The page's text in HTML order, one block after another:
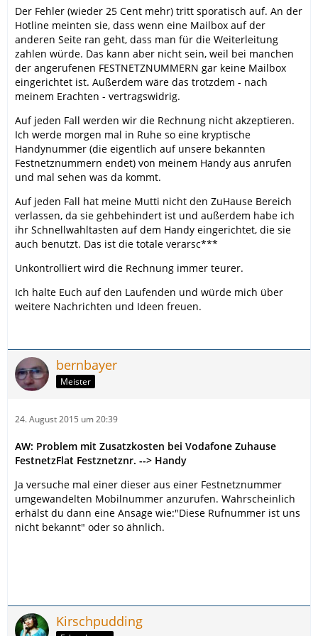
Der Fehler (wieder 25 Cent mehr) tritt sporatisch auf. An der
Hotline meinten sie, dass wenn eine Mailbox auf der
anderen Seite ran geht, dass man für die Weiterleitung
zahlen würde. Das kann aber nicht sein, weil bei manchen
der angerufenen FESTNETZNUMMERN gar keine Mailbox
eingerichtet ist. Außerdem wäre das trotzdem - nach
meinem Erachten - vertragswidrig.
Auf jeden Fall werden wir die Rechnung nicht akzeptieren.
Ich werde morgen mal in Ruhe so eine kryptische
Handynummer (die eigentlich auf unsere bekannten
Festnetznummern endet) von meinem Handy aus anrufen
und mal sehen was da kommt.
Auf jeden Fall hat meine Mutti nicht den ZuHause Bereich
verlassen, da sie gehbehindert ist und außerdem habe ich
ihr Schnellwahltasten auf dem Handy eingerichtet, die sie
auch benutzt. Das ist die totale verarsc***
Unkontrolliert wird die Rechnung immer teurer.
Ich halte Euch auf den Laufenden und würde mich über
weitere Nachrichten und Ideen freuen.
bernbayer
Meister
24. August 2015 um 20:39
AW: Problem mit Zusatzkosten bei Vodafone Zuhause
FestnetzFlat Festznetznr. --> Handy
Ja versuche mal einer dieser aus einer Festnetznummer
umgewandelten Mobilnummer anzurufen. Wahrscheinlich
erhälst du dann eine Ansage wie:"Diese Rufnummer ist uns
nicht bekannt" oder so ähnlich.
Kirschpudding